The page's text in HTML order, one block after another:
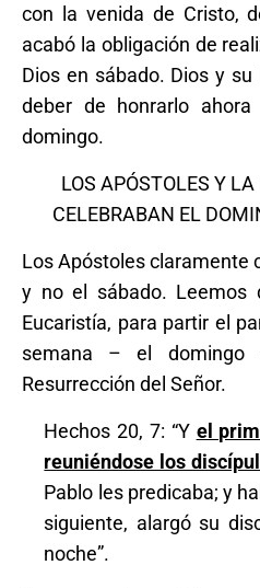
con la venida de Cristo,
acabó la obligación de
Dios en sábado. Dios y
deber de honrarlo ahora
domingo.
LOS APÓSTOLES Y
CELEBRABAN EL
Los Apóstoles claramente
y no el sábado. Leemos
Eucaristía, para partir el
semana – el
Resurrección del Señor.
Hechos 20, 7: “Y el
reuniéndose los
Pablo les predicaba; y
siguiente, alargó su
noche”.